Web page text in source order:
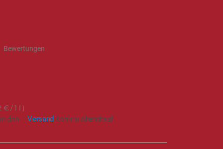
Bewertungen
€/ 1 l
drin –Versand kommt obendrauf.